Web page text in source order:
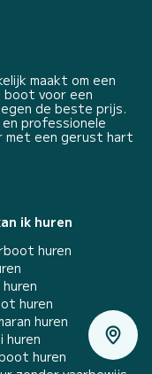
maakt om een
voor een
de beste prijs.
professionele
met een gerust hart
ik huren
huren
huren
huren
huren
huren